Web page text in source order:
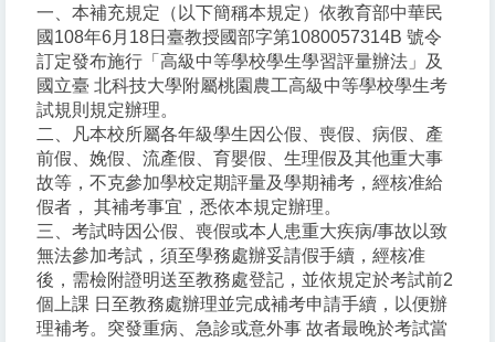
一、本補充規定（以下簡稱本規定）依教育部中華民
國108年6月18日臺教授國部字第1080057314B 號令
訂定發布施行「高級中等學校學生學習評量辦法」及
國立臺 北科技大學附屬桃園農工高級中等學校學生考
試規則規定辦理。
二、凡本校所屬各年級學生因公假、喪假、病假、產
前假、娩假、流產假、育嬰假、生理假及其他重大事
故等，不克參加學校定期評量及學期補考，經核准給
假者， 其補考事宜，悉依本規定辦理。
三、考試時因公假、喪假或本人患重大疾病/事故以致
無法參加考試，須至學務處辦妥請假手續，經核准
後，需檢附證明送至教務處登記，並依規定於考試前2
個上課 日至教務處辦理並完成補考申請手續，以便辦
理補考。突發重病、急診或意外事 故者最晚於考試當